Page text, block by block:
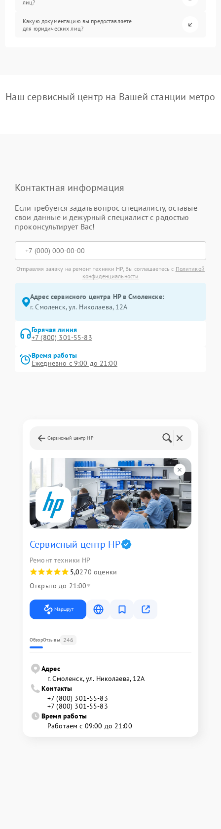
лиц?
Какую документацию вы предоставляете
для юридических лиц?
Наш сервисный центр на Вашей станции метро
Контактная информация
Если требуется задать вопрос специалисту, оставьте
свои данные и дежурный специалист с радостью
проконсультирует Вас!
Отправляя заявку на ремонт техники HP, Вы соглашаетесь с Политикой
конфиденциальности
Адрес сервисного центра HP в Смоленске:
г. Смоленск, ул. Николаева, 12А
Горячая линия
+7 (800) 301-55-83
Время работы
Ежедневно с 9:00 до 21:00
Сервисный центр HP
Сервисный центр HP
Ремонт техники HP
5,0270 оценки
Открыто до 21:00
Маршрут
ОбзорОтзывы 246
Адрес
г. Смоленск, ул. Николаева, 12А
Контакты
+7 (800) 301-55-83
+7 (800) 301-55-83
Время работы
Работаем с 09:00 до 21:00